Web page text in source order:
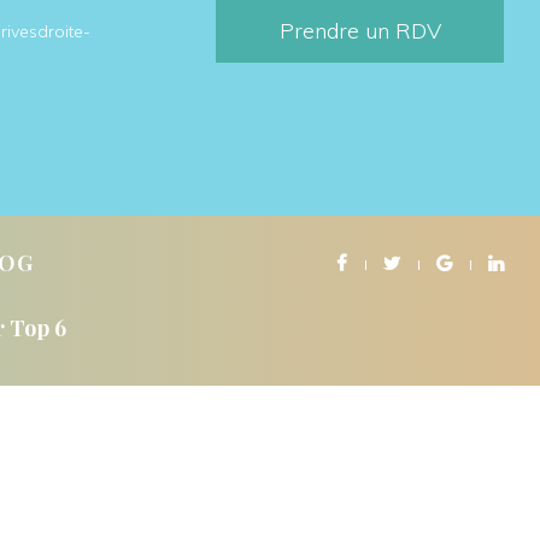
Prendre un RDV
Top 6